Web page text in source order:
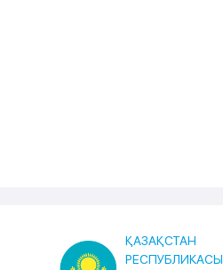
ҚАЗАҚСТАН
РЕСПУБЛИКАСЫ